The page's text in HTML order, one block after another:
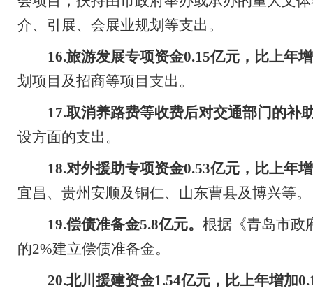
介、引展、会展业规划等支出。
16.旅游发展专项资金0.15亿元，比上年
划项目及招商等项目支出。
17.取消养路费等收费后对交通部门的补
设方面的支出。
18.对外援助专项资金0.53亿元，比上年
宜昌、贵州安顺及铜仁、山东曹县及博兴等。
19.偿债准备金5.8亿元。 根据《青岛市政
的2%建立偿债准备金。
20.北川援建资金1.54亿元，比上年增加